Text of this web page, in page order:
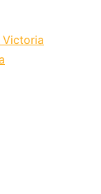
Victoria